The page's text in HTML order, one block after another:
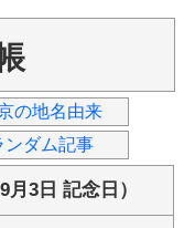
の地名由来
ンダム記事
3日 記念日）